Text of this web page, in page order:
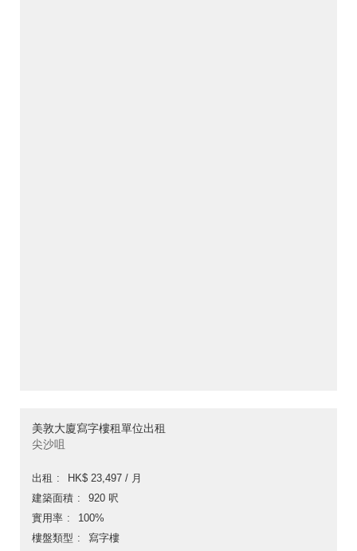
美敦大廈寫字樓租單位出租
尖沙咀
出租
HK$ 23,497 / 月
建築面積
920 呎
實用率
100%
樓盤類型
寫字樓